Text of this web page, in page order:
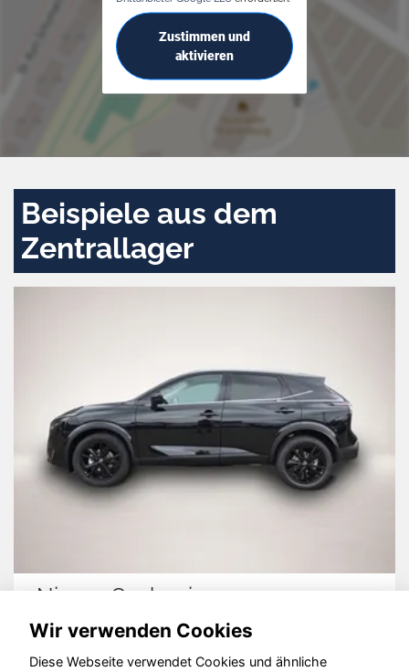
Zustimmen und
aktivieren
Beispiele aus dem
Zentrallager
Nissan Qashqai
Wir verwenden Cookies
Diese Webseite verwendet Cookies und ähnliche